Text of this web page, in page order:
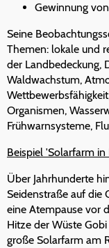
Gewinnung von
Seine
Themen: lokale und
der Landbedeckung,
Waldwachstum,
Organismen,
Frühwarnsysteme,
Beispiel 'Solarfarm
Über Jahrhunderte
Seidenstraße auf die
eine Atempause vor
Hitze der Wüste
große Solarfarm am